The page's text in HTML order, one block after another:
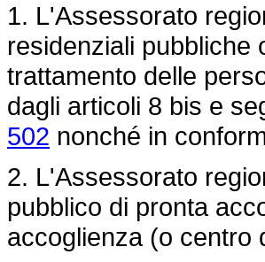
1. L'Assessorato
residenziali pubbliche
trattamento delle
dagli articoli 8 bis e
502 nonché in
2. L'Assessorato
pubblico di pronta
accoglienza (o centro